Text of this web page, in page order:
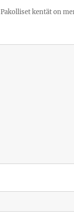
Pakolliset kentät on